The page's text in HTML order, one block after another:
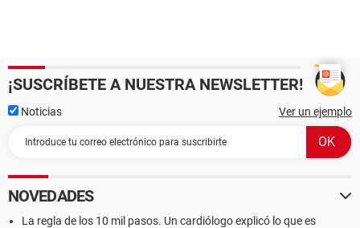
¡SUSCRÍBETE A NUESTRA NEWSLETTER!
Noticias Ver un ejemplo
NOVEDADES
La regla de los 10 mil pasos. Un cardiólogo explicó lo que es